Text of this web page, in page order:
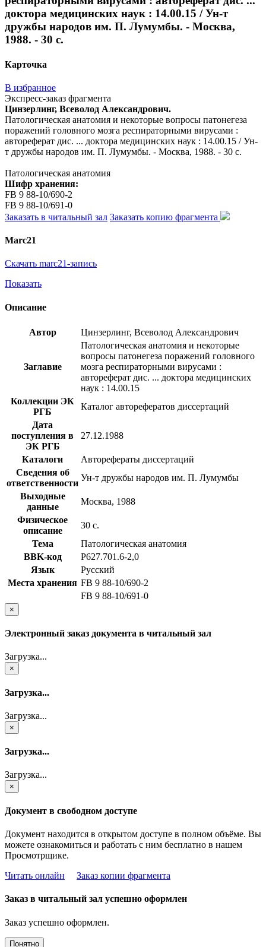
доктора медицинских наук : 14.00.15 / Ун-т
дружбы народов им. П. Лумумбы. - Москва,
1988. - 30 с.
Карточка
В избранное
Экспресс-заказ фрагмента
Цинзерлинг, Всеволод Александрович.
Патологическая анатомия и некоторые вопросы патонегеза
поражений головного мозга респираторными вирусами :
автореферат дис. ... доктора медицинских наук : 14.00.15 / Ун-
т дружбы народов им. П. Лумумбы. - Москва, 1988. - 30 с.
Патологическая анатомия
Шифр хранения:
FB 9 88-10/690-2
FB 9 88-10/691-0
Заказать в читальный зал Заказать копию фрагмента
Marc21
Скачать marc21-запись
Показать
Описание
Автор Цинзерлинг, Всеволод Александрович
Заглавие
Патологическая анатомия и некоторые
вопросы патонегеза поражений головного
мозга респираторными вирусами :
автореферат дис. ... доктора медицинских
наук : 14.00.15
Коллекции ЭК
РГБ
Каталог авторефератов диссертаций
Дата
поступления в
ЭК РГБ
27.12.1988
Каталоги
Авторефераты диссертаций
Сведения об
ответственности
Ун-т дружбы народов им. П. Лумумбы
Выходные
данные
Москва, 1988
Физическое
описание
30 с.
Тема
Патологическая анатомия
BBK-код
Р627.701.6-2,0
Язык
Русский
Места хранения FB 9 88-10/690-2
FB 9 88-10/691-0
×
Электронный заказ документа в читальный зал
Загрузка...
×
Загрузка...
Загрузка...
×
Загрузка...
Загрузка...
×
Документ в свободном доступе
Документ находится в открытом доступе в полном объёме. Вы
можете ознакомиться и работать с ним бесплатно в нашем
Просмотрщике.
Читать онлайн
Заказ копии фрагмента
Заказ в читальный зал успешно оформлен
Заказ успешно оформлен.
Понятно